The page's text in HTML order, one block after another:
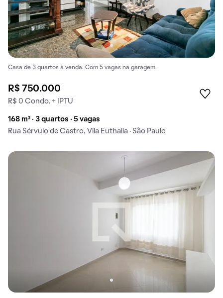
Casa de 3 quartos à venda. Com 5 vagas na garagem.
R$ 750.000
R$ 0 Condo. + IPTU
168 m² · 3 quartos · 5 vagas
Rua Sérvulo de Castro, Vila Euthalia · São Paulo